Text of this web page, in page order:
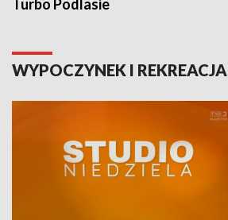
Turbo Podlasie
WYPOCZYNEK I REKREACJA